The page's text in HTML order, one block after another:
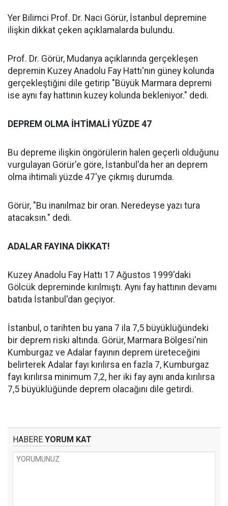
Yer Bilimci Prof. Dr. Naci Görür, İstanbul depremine
ilişkin dikkat çeken açıklamalarda bulundu.
Prof. Dr. Görür, Mudanya açıklarında gerçekleşen
depremin Kuzey Anadolu Fay Hattı'nın güney kolunda
gerçekleştiğini dile getirip "Büyük Marmara depremi
ise aynı fay hattının kuzey kolunda bekleniyor." dedi.
DEPREM OLMA İHTİMALİ YÜZDE 47
Bu depreme ilişkin öngörülerin halen geçerli olduğunu
vurgulayan Görür'e göre, İstanbul'da her an deprem
olma ihtimali yüzde 47'ye çıkmış durumda.
Görür, "Bu inanılmaz bir oran. Neredeyse yazı tura
atacaksın." dedi.
ADALAR FAYINA DİKKAT!
Kuzey Anadolu Fay Hattı 17 Ağustos 1999'daki
Gölcük depreminde kırılmıştı. Aynı fay hattının devamı
batıda İstanbul'dan geçiyor.
İstanbul, o tarihten bu yana 7 ila 7,5 büyüklüğündeki
bir deprem riski altında. Görür, Marmara Bölgesi'nin
Kumburgaz ve Adalar fayının deprem üreteceğini
belirterek Adalar fayı kırılırsa en fazla 7, Kumburgaz
fayı kırılırsa minimum 7,2, her iki fay aynı anda kırılırsa
7,5 büyüklüğünde deprem olacağını dile getirdi.
HABERE YORUM KAT